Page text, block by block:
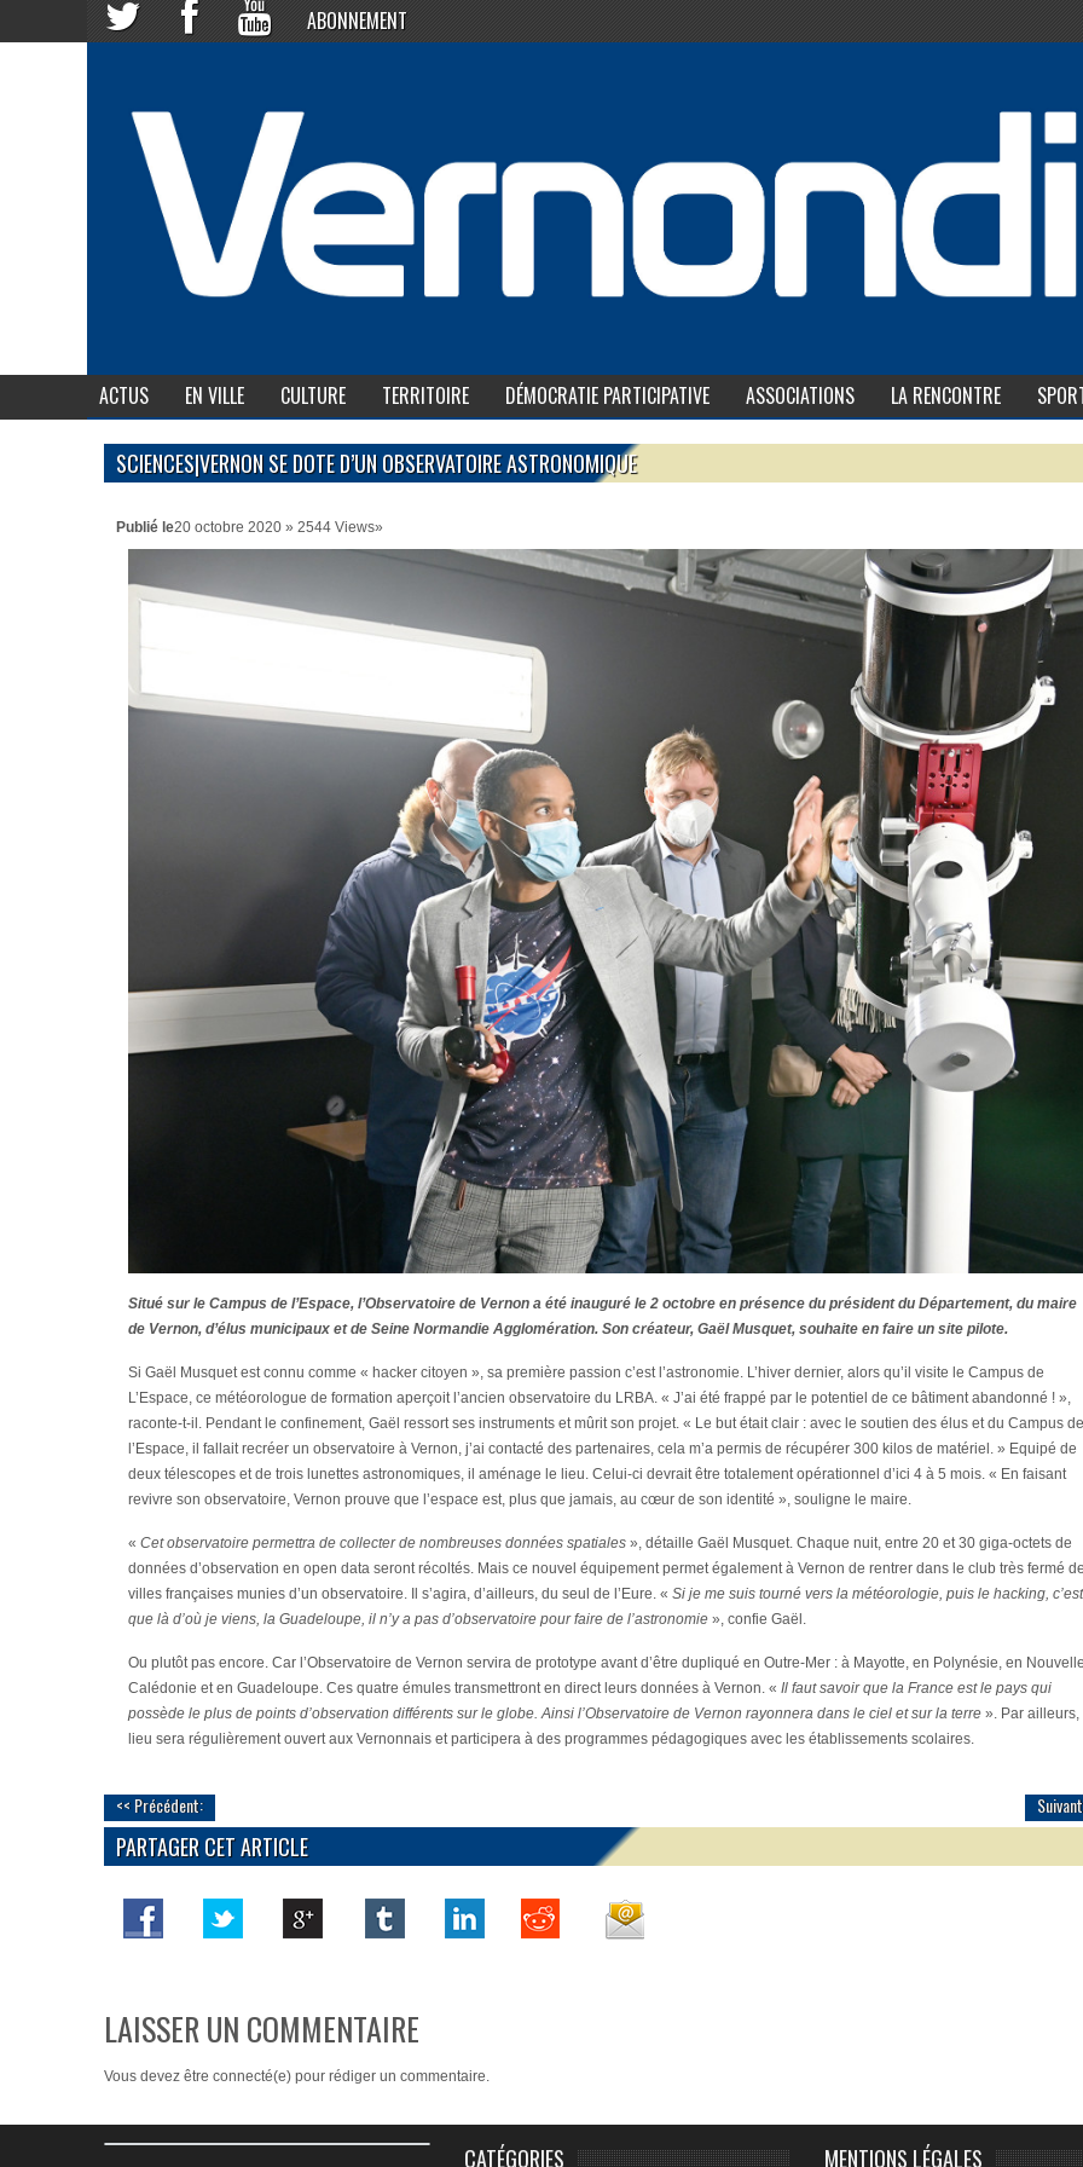
ABONNEMENT
ACTUS EN VILLE CULTURE TERRITOIRE DÉMOCRATIE PARTICIPATIVE ASSOCIATIONS LA RENCONTRE
SCIENCES|VERNON SE DOTE D’UN OBSERVATOIRE ASTRONOMIQUE
Publié le20 octobre 2020 » 2544 Views»
Situé sur le Campus de l’Espace, l’Observatoire de Vernon a été inauguré le 2 octobre en présence du président du Département, du maire
de Vernon, d’élus municipaux et de Seine Normandie Agglomération. Son créateur, Gaël Musquet, souhaite en faire un site pilote.
Si Gaël Musquet est connu comme « hacker citoyen », sa première passion c’est l’astronomie. L’hiver dernier, alors qu’il visite le Campus de
L’Espace, ce météorologue de formation aperçoit l’ancien observatoire du LRBA. « J’ai été frappé par le potentiel de ce bâtiment abandonné ! »,
raconte-t-il. Pendant le confinement, Gaël ressort ses instruments et mûrit son projet. « Le but était clair : avec le soutien des élus et du Campus de
l’Espace, il fallait recréer un observatoire à Vernon, j’ai contacté des partenaires, cela m’a permis de récupérer 300 kilos de matériel. » Equipé de
deux télescopes et de trois lunettes astronomiques, il aménage le lieu. Celui-ci devrait être totalement opérationnel d’ici 4 à 5 mois. « En faisant
revivre son observatoire, Vernon prouve que l’espace est, plus que jamais, au cœur de son identité », souligne le maire.
« Cet observatoire permettra de collecter de nombreuses données spatiales », détaille Gaël Musquet. Chaque nuit, entre 20 et 30 giga-octets de
données d’observation en open data seront récoltés. Mais ce nouvel équipement permet également à Vernon de rentrer dans le club très fermé
villes françaises munies d’un observatoire. Il s’agira, d’ailleurs, du seul de l’Eure. « Si je me suis tourné vers la météorologie, puis le hacking, c’est
que là d’où je viens, la Guadeloupe, il n’y a pas d’observatoire pour faire de l’astronomie », confie Gaël.
Ou plutôt pas encore. Car l’Observatoire de Vernon servira de prototype avant d’être dupliqué en Outre-Mer : à Mayotte, en Polynésie, en
Calédonie et en Guadeloupe. Ces quatre émules transmettront en direct leurs données à Vernon. « Il faut savoir que la France est le pays qui
possède le plus de points d’observation différents sur le globe. Ainsi l’Observatoire de Vernon rayonnera dans le ciel et sur la terre ». Par ailleurs,
lieu sera régulièrement ouvert aux Vernonnais et participera à des programmes pédagogiques avec les établissements scolaires.
<< Précédent:
PARTAGER CET ARTICLE
LAISSER UN COMMENTAIRE
Vous devez être connecté(e) pour rédiger un commentaire.
CATÉGORIES MENTIONS LÉGALES